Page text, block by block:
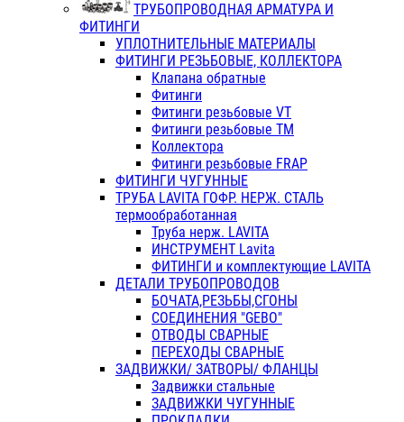
ТРУБОПРОВОДНАЯ АРМАТУРА И
ФИТИНГИ
УПЛОТНИТЕЛЬНЫЕ МАТЕРИАЛЫ
ФИТИНГИ РЕЗЬБОВЫЕ, КОЛЛЕКТОРА
Клапана обратные
Фитинги
Фитинги резьбовые VT
Фитинги резьбовые ТМ
Коллектора
Фитинги резьбовые FRAP
ФИТИНГИ ЧУГУННЫЕ
ТРУБА LAVITA ГОФР. НЕРЖ. СТАЛЬ
термообработанная
Труба нерж. LAVITA
ИНСТРУМЕНТ Lavita
ФИТИНГИ и комплектующие LAVITA
ДЕТАЛИ ТРУБОПРОВОДОВ
БОЧАТА,РЕЗЬБЫ,СГОНЫ
СОЕДИНЕНИЯ "GEBO"
ОТВОДЫ СВАРНЫЕ
ПЕРЕХОДЫ СВАРНЫЕ
ЗАДВИЖКИ/ ЗАТВОРЫ/ ФЛАНЦЫ
Задвижки стальные
ЗАДВИЖКИ ЧУГУННЫЕ